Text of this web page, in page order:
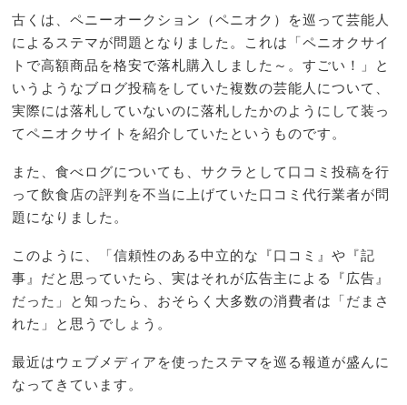
古くは、ペニーオークション（ペニオク）を巡って芸能人
によるステマが問題となりました。これは「ペニオクサイ
トで高額商品を格安で落札購入しました～。すごい！」と
いうようなブログ投稿をしていた複数の芸能人について、
実際には落札していないのに落札したかのようにして装っ
てペニオクサイトを紹介していたというものです。
また、食べログについても、サクラとして口コミ投稿を行
って飲食店の評判を不当に上げていた口コミ代行業者が問
題になりました。
このように、「信頼性のある中立的な『口コミ』や『記
事』だと思っていたら、実はそれが広告主による『広告』
だった」と知ったら、おそらく大多数の消費者は「だまさ
れた」と思うでしょう。
最近はウェブメディアを使ったステマを巡る報道が盛んに
なってきています。